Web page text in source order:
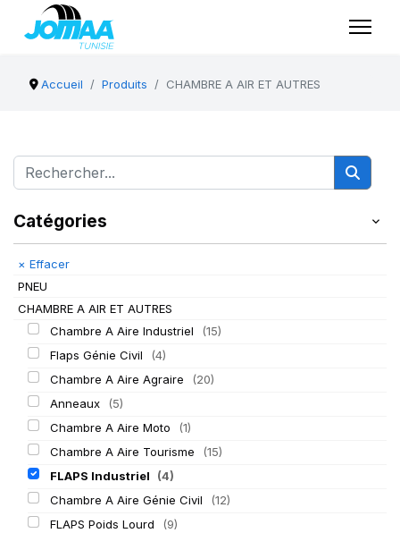
Accueil Produits CHAMBRE A AIR ET AUTRES
Catégories
× Effacer
PNEU
CHAMBRE A AIR ET AUTRES
Chambre A Aire Industriel
(15)
Flaps Génie Civil
(4)
Chambre A Aire Agraire
(20)
Anneaux
(5)
Chambre A Aire Moto
(1)
Chambre A Aire Tourisme
(15)
FLAPS Industriel
(4)
Chambre A Aire Génie Civil
(12)
FLAPS Poids Lourd
(9)